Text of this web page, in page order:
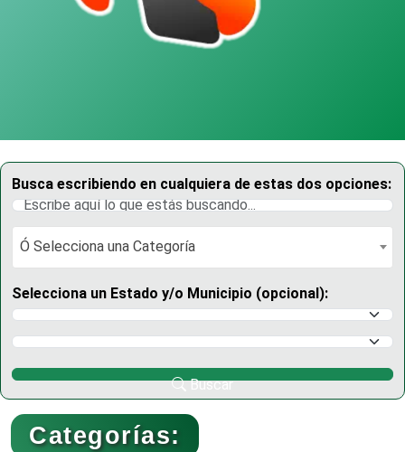
Busca escribiendo en cualquiera de estas dos opciones:
Ó Selecciona una Categoría
Ó Selecciona una Categoría
Selecciona un Estado y/o Municipio (opcional):
Selecciona un Estado
Selecciona un Municipio
Buscar
Categorías: